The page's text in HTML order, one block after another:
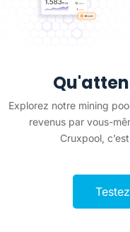
Explorez notre mining
revenus par vous-
Cruxpool,